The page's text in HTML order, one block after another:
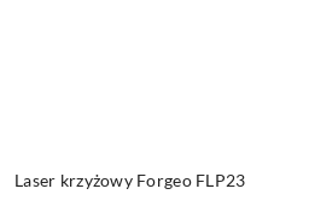
Laser krzyżowy Forgeo FLP23